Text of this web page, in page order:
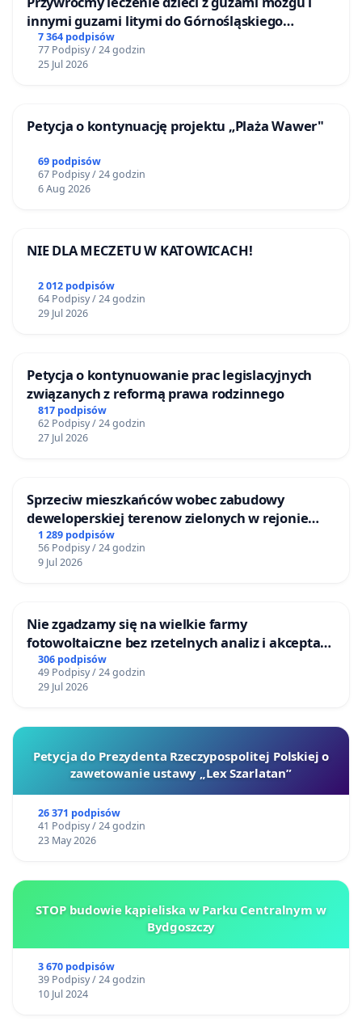
innymi guzami litymi do Górnośląskiego
Centrum Zdrowia Dziecka w Katowicach
7 364 podpisów
77 Podpisy / 24 godzin
25 Jul 2026
Petycja o kontynuację projektu „Plaża Wawer"
69 podpisów
67 Podpisy / 24 godzin
6 Aug 2026
NIE DLA MECZETU W KATOWICACH!
2 012 podpisów
64 Podpisy / 24 godzin
29 Jul 2026
Petycja o kontynuowanie prac legislacyjnych
związanych z reformą prawa rodzinnego
817 podpisów
62 Podpisy / 24 godzin
27 Jul 2026
Sprzeciw mieszkańców wobec zabudowy
deweloperskiej terenow zielonych w rejonie
Bulwarów Straceńskich w Bielsku-Białej
1 289 podpisów
56 Podpisy / 24 godzin
9 Jul 2026
Nie zgadzamy się na wielkie farmy
fotowoltaiczne bez rzetelnych analiz i akceptacji
mieszkańców
306 podpisów
49 Podpisy / 24 godzin
29 Jul 2026
Petycja do Prezydenta Rzeczypospolitej Polskiej o
zawetowanie ustawy „Lex Szarlatan”
26 371 podpisów
41 Podpisy / 24 godzin
23 May 2026
STOP budowie kąpieliska w Parku Centralnym w
Bydgoszczy
3 670 podpisów
39 Podpisy / 24 godzin
10 Jul 2024